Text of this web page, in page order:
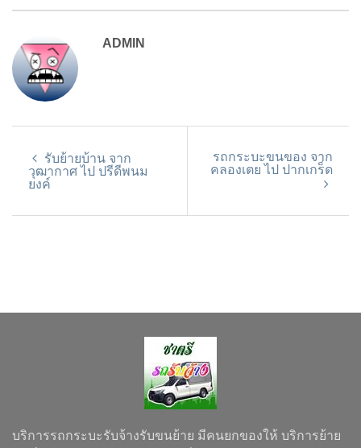
ADMIN
รับย้ายบ้าน จาก
วุฒากาศ ไป ปรีดีพนม
ยงค์
รถกระบะขนของ จาก
คลองเตย ไป ปากเกร็ด
บริการรถกระบะรับจ้างรับขนย้าย มีคนยกของให้ บริการย้าย